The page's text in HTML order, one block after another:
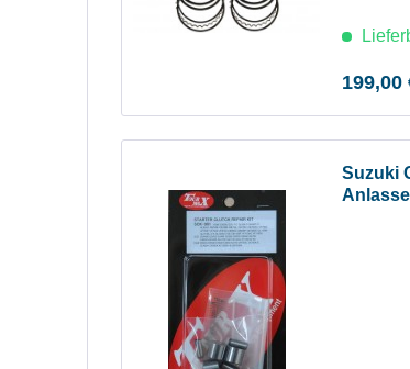
199,00
Suzuki